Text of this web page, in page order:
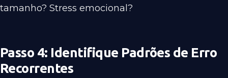
tamanho? Stress emocional?
Passo 4: Identifique Padrões de Erro
Recorrentes